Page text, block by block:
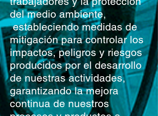
del medio ambiente,
estableciendo medidas de
mitigación para controlar los
impactos, peligros y riesgos
producidos por el desarrollo
de nuestras actividades,
garantizando la mejora
continua de nuestros